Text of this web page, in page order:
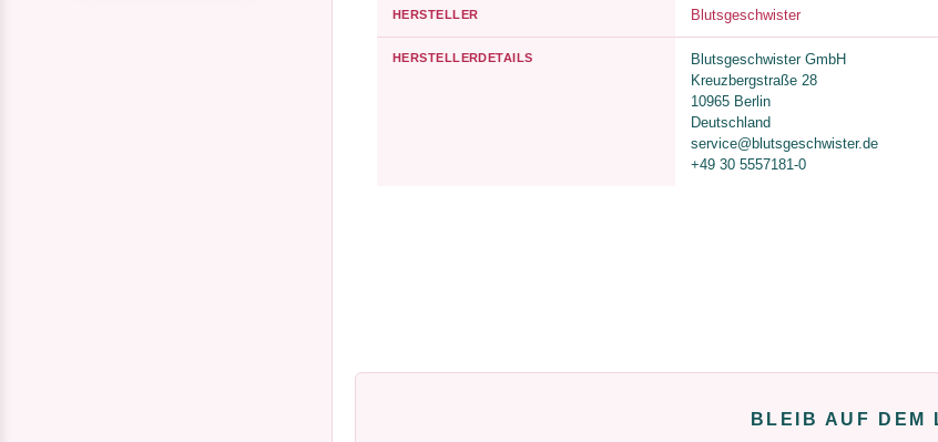
HERSTELLER Blutsgeschwister
HERSTELLERDETAILS
Blutsgeschwister GmbH
Kreuzbergstraße 28
10965 Berlin
Deutschland
service@blutsgeschwister.de
+49 30 5557181-0
BLEIB AUF DEM